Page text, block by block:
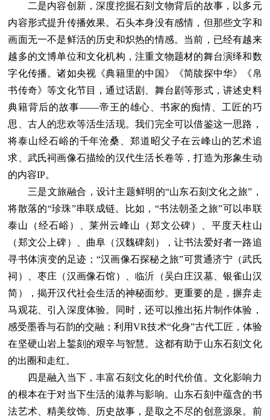
二是内容创新，深度挖掘石刻文物背后的故事，以多元
内容形式提升传播效果。石头本身没有感情，但那些文字和
画面无一不是鲜活的历史和炽热的情感。当前，已经有越来
越多的文博单位和文化机构，注重文物题材的舞台演绎和数
字化传播。诸如央视《典籍里的中国》《简牍探中华》《帛
书传奇》等文化节目，通过话剧、舞台剧等形式，讲述史料
典籍背后的故事——帝王的雄心、书家的痴情、工匠的巧
思、古人的悲欢等活生活现。我们完全可以借鉴这一思路，
将泰山经石峪的千年沧桑、郑道昭父子在云峰山的艺术追
求、武氏祠画像石描绘的汉代生活长卷等，打造为形象生动
的内容IP。
三是文旅融合，设计主题鲜明的“山东石刻文化之旅”，
将散落的“珍珠”串联成链。比如，“书法朝圣之旅”可以串联
泰山（经石峪）、莱州云峰山（郑文公碑）、平度天柱山
（郑文公上碑）、曲阜（汉魏碑刻），让书法爱好者一路追
寻书体演变的足迹；“汉画像石探秘之旅”可贯通济宁（武氏
祠）、枣庄（汉画像石馆）、临沂（吴白庄汉墓、银雀山汉
简），揭开汉代社会生活的神秘面纱。更重要的是，摒弃走
马观花、引入深度体验。同时，还可以推出拓片制作体验，
感受墨香与石韵的交融；利用VR技术“化身”古代工匠，体验
在坚硬山岩上錾刻的艰辛与智慧。这都有助于山东石刻文化
的出圈和走红。
四是融入当下，丰富石刻文化的时代价值。文化影响力
的根本在于对当下生活的滋养与影响。山东石刻中蕴含的书
法艺术、精美纹饰、历史故事，是取之不尽的创意源泉。前